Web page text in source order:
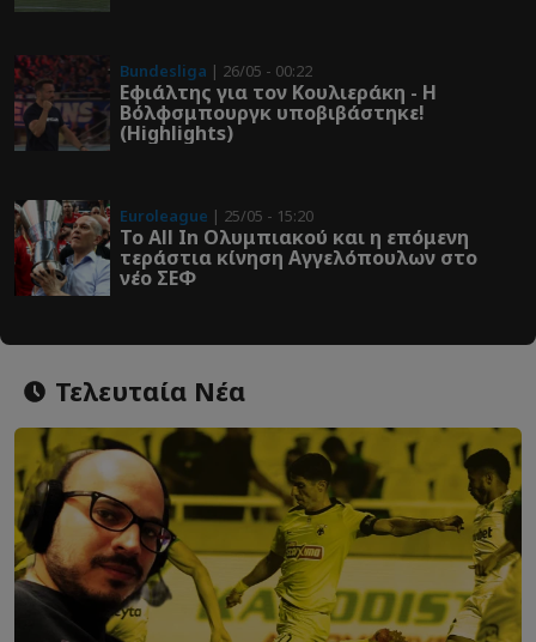
Bundesliga | 26/05 - 00:22
Εφιάλτης για τον Κουλιεράκη - Η
Βόλφσμπουργκ υποβιβάστηκε!
(Highlights)
Euroleague | 25/05 - 15:20
Το All In Ολυμπιακού και η επόμενη
τεράστια κίνηση Αγγελόπουλων στο
νέο ΣΕΦ
Τελευταία Νέα